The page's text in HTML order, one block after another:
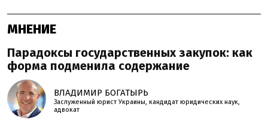
МНЕНИЕ
Парадоксы государственных закупок: как
форма подменила содержание
ВЛАДИМИР БОГАТЫРЬ
Заслуженный юрист Украины, кандидат юридических наук,
адвокат